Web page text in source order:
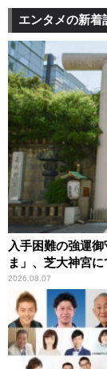
エンタメの新着
入手困難の強運
ま」、芝大神宮
2026.08.07